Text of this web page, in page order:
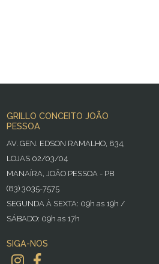
GRILLO CONCEITO JOÃO
PESSOA
AV. GEN. EDSON RAMALHO, 834,
LOJAS 02/03/04
MANAÍRA, JOÃO PESSOA - PB
(83) 3035-7575
SEGUNDA À SEXTA: 09h as 19h /
SÁBADO: 09h as 17h
SIGA-NOS